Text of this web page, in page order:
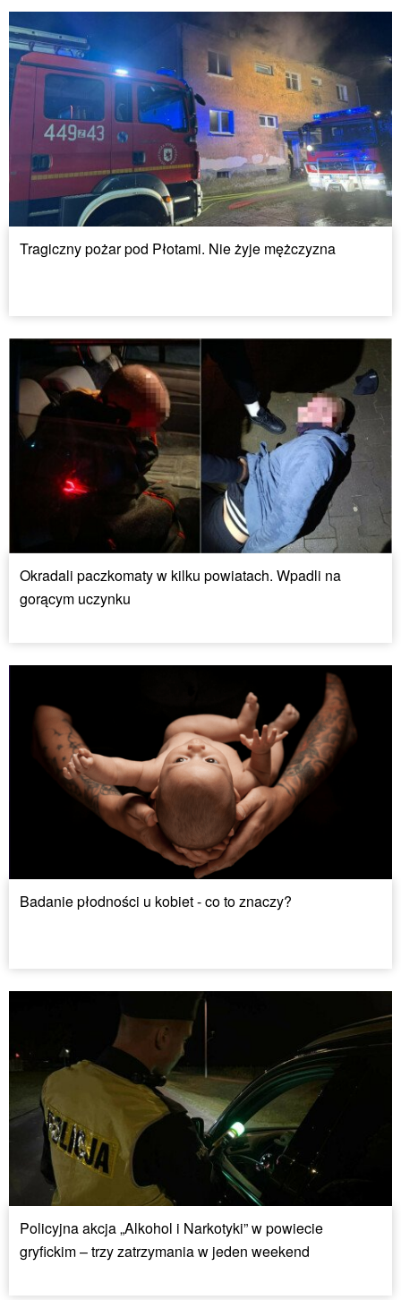
Tragiczny pożar pod Płotami. Nie żyje mężczyzna
Okradali paczkomaty w kilku powiatach. Wpadli na
gorącym uczynku
Badanie płodności u kobiet - co to znaczy?
Policyjna akcja „Alkohol i Narkotyki” w powiecie
gryfickim – trzy zatrzymania w jeden weekend